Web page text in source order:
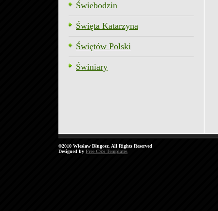
Świebodzin
Święta Katarzyna
Świętów Polski
Świniary
©2010 Wiesław Długosz. All Rights Reserved
Designed by Free CSS Templates